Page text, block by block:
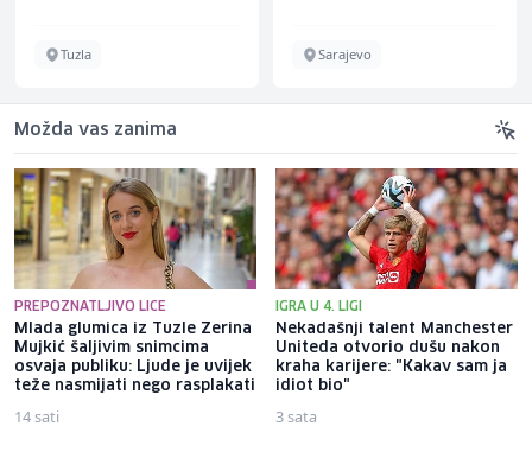
Tuzla Sarajevo
Možda vas zanima
PREPOZNATLJIVO LICE
Mlada glumica iz Tuzle Zerina
Mujkić šaljivim snimcima
osvaja publiku: Ljude je uvijek
teže nasmijati nego rasplakati
14 sati
IGRA U 4. LIGI
Nekadašnji talent Manchester
Uniteda otvorio dušu nakon
kraha karijere: "Kakav sam ja
idiot bio"
3 sata